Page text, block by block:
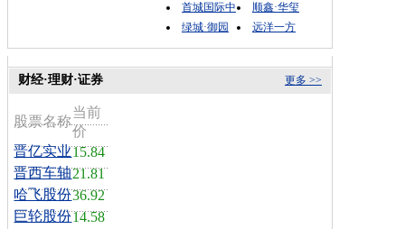
首城国际中
顺鑫·华玺
绿城·御园
远洋一方
更多 >>
财经·理财·证券
股票名称
当前
价
晋亿实业15.84
晋西车轴21.81
哈飞股份36.92
巨轮股份14.58